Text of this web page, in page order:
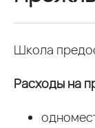
Школа
Расходы на